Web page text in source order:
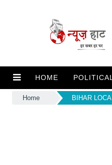
HOME
Home BIHAR